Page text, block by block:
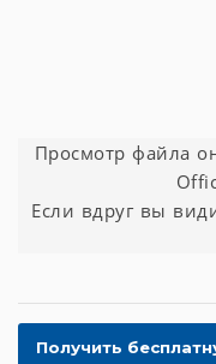
Просмотр файла
Если вдруг вы